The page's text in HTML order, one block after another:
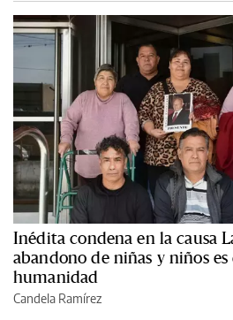
Inédita condena en la causa
abandono de niñas y niños
humanidad
Candela Ramírez